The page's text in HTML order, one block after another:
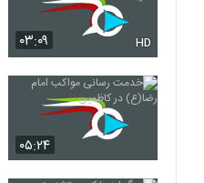
۰۳:۰۹ HD
۰۵:۲۴